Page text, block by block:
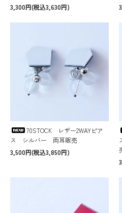
3,300円(税込3,630円)
70STOCK レザー2WAYピア
ス シルバー 両耳販売
3,500円(税込3,850円)